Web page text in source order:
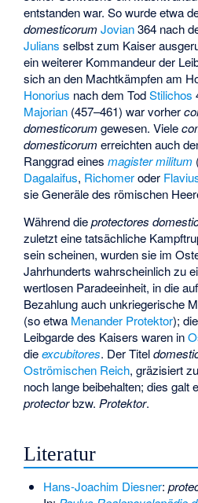
entstanden war. So wurde etwa
domesticorum Jovian364 nach
Julians selbst zum Kaiser
ein weiterer Kommandeur der
sich an den Machtkämpfen am
Honorius nach dem TodStilichos
Majorian (457–461) war vorher
domesticorum gewesen. Viele
domesticorum erreichten auch
Ranggrad einesmagister militum
Dagalaifus, Richomeroder
sie Generäle des römischen
Während dieprotectores
zuletzt eine tatsächliche
sein scheinen, wurden sie im
Jahrhunderts wahrscheinlich zu
wertlosen Paradeeinheit, in die
Bezahlung auch unkriegerische
(so etwa Menander Protektor);
Leibgarde des Kaisers waren in
dieexcubitores. Der Titel
Oströmischen Reich, gräzisiert
noch lange beibehalten; dies galt
protectorbzw. Protektor.
Literatur
Hans-Joachim Diesner: